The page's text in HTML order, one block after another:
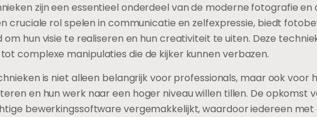
zijn een essentieel onderdeel van de moderne fotografie en
cruciale rol spelen in communicatie en zelfexpressie, biedt
hun visie te realiseren en hun creativiteit te uiten. Deze
complexe manipulaties die de kijker kunnen verbazen.
is niet alleen belangrijk voor professionals, maar ook voor
en hun werk naar een hoger niveau willen tillen. De opkomst
bewerkingssoftware vergemakkelijkt, waardoor iedereen